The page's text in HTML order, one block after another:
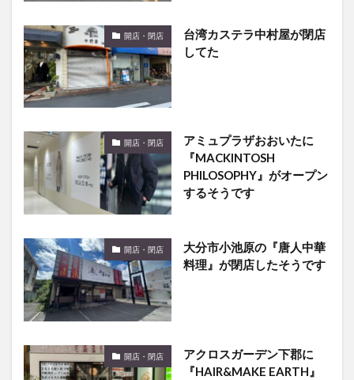
開店・閉店
台湾カステラ中村屋が閉店
してた
開店・閉店
アミュプラザおおいたに
『MACKINTOSH
PHILOSOPHY』がオープン
するそうです
開店・閉店
大分市小池原の『唐人中華
料理』が閉店したそうです
開店・閉店
アクロスガーデン下郡に
『HAIR&MAKE EARTH』